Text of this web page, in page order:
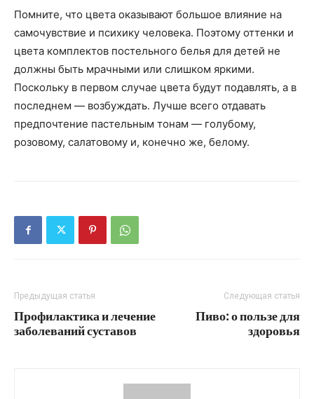
Помните, что цвета оказывают большое влияние на
самочувствие и психику человека. Поэтому оттенки и
цвета комплектов постельного белья для детей не
должны быть мрачными или слишком яркими.
Поскольку в первом случае цвета будут подавлять, а в
последнем — возбуждать. Лучше всего отдавать
предпочтение пастельным тонам — голубому,
розовому, салатовому и, конечно же, белому.
Предыдущая статья
Профилактика и лечение
заболеваний суставов
Следующая статья
Пиво: о пользе для
здоровья